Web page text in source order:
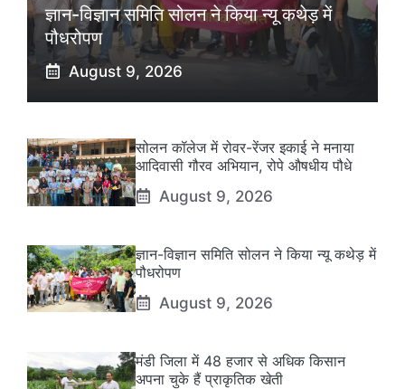
ज्ञान-विज्ञान समिति सोलन ने किया न्यू कथेड़ में
पौधरोपण
August 9, 2026
सोलन कॉलेज में रोवर-रेंजर इकाई ने मनाया
आदिवासी गौरव अभियान, रोपे औषधीय पौधे
August 9, 2026
ज्ञान-विज्ञान समिति सोलन ने किया न्यू कथेड़ में
पौधरोपण
August 9, 2026
मंडी जिला में 48 हजार से अधिक किसान
अपना चुके हैं प्राकृतिक खेती